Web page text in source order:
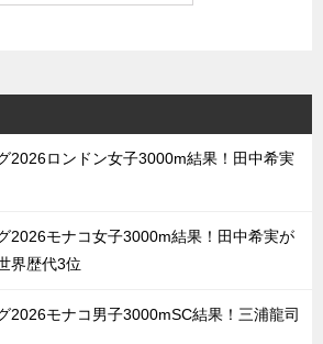
2026ロンドン女子3000m結果！田中希実
2026モナコ女子3000m結果！田中希実が
界歴代3位
2026モナコ男子3000mSC結果！三浦龍司